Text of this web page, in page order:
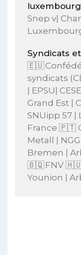
Snep v|
Syndicats
🇪🇺
syndicats
| EPSU|
Grand Est |
SNUipp 57
France 🇵🇹
Metall |
Bremen |
🇧🇶 FNV 🇭🇺
Younion |